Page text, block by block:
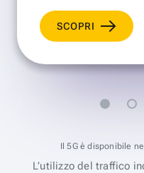
SCOPRI
Il 5G è disponibile
L’utilizzo del traffico